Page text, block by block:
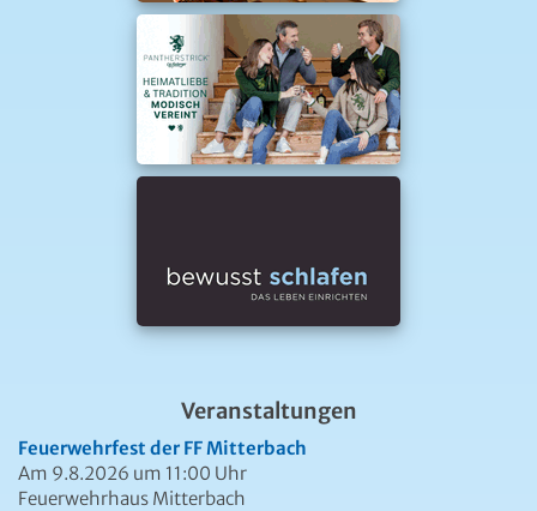
Veranstaltungen
Feuerwehrfest der FF Mitterbach
Am 9.8.2026 um 11:00 Uhr
Feuerwehrhaus Mitterbach